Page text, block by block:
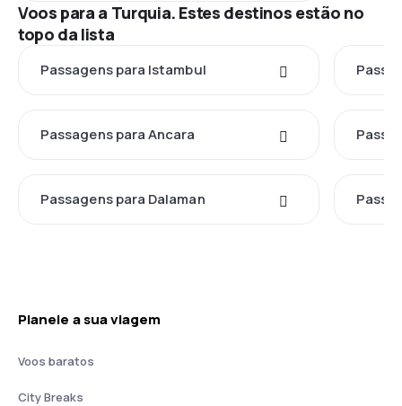
Voos para a Turquia. Estes destinos estão no
topo da lista
Passagens para Istambul
Passagens para Ancara
Passagens para Dalaman
Planeie a sua viagem
Voos baratos
City Breaks